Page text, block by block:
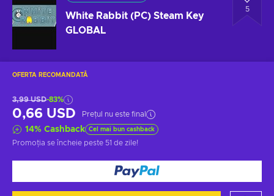
White Rabbit (PC) Steam Key
GLOBAL
5
OFERTA RECOMANDATĂ
3,99 USD-83%
0,66 USD Prețul nu este final
14% Cashback Cel mai bun cashback
Promoția se încheie peste 51 de zile!